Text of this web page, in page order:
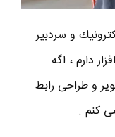
و سردبير
دارم ، اگه
و طراحی رابط
کنم .